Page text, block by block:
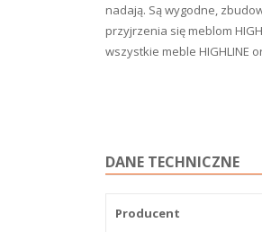
nadają. Są wygodne,
przyjrzenia się meblom
wszystkie meble HIGHLINE
DANE TECHNICZNE
Producent